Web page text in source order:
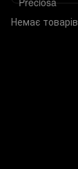
Немає товарів